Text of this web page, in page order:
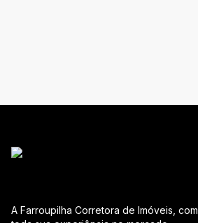
A Farroupilha Corretora de Imóveis, com